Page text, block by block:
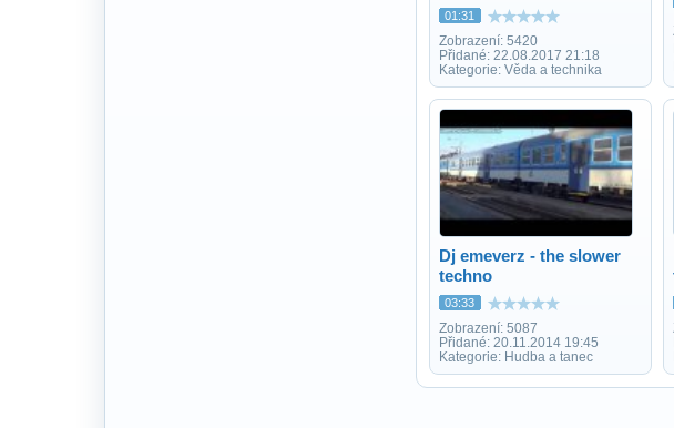
01:31
Zobrazení: 5420
Přidané: 22.08.2017 21:18
Kategorie: Věda a technika
Dj emeverz - the slower
techno
03:33
Zobrazení: 5087
Přidané: 20.11.2014 19:45
Kategorie: Hudba a tanec